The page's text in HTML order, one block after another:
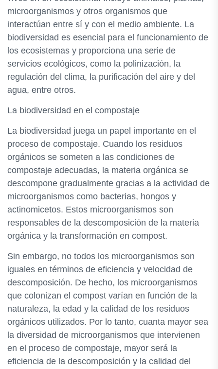
microorganismos y otros organismos que
interactúan entre sí y con el medio ambiente. La
biodiversidad es esencial para el funcionamiento de
los ecosistemas y proporciona una serie de
servicios ecológicos, como la polinización, la
regulación del clima, la purificación del aire y del
agua, entre otros.
La biodiversidad en el compostaje
La biodiversidad juega un papel importante en el
proceso de compostaje. Cuando los residuos
orgánicos se someten a las condiciones de
compostaje adecuadas, la materia orgánica se
descompone gradualmente gracias a la actividad de
microorganismos como bacterias, hongos y
actinomicetos. Estos microorganismos son
responsables de la descomposición de la materia
orgánica y la transformación en compost.
Sin embargo, no todos los microorganismos son
iguales en términos de eficiencia y velocidad de
descomposición. De hecho, los microorganismos
que colonizan el compost varían en función de la
naturaleza, la edad y la calidad de los residuos
orgánicos utilizados. Por lo tanto, cuanta mayor sea
la diversidad de microorganismos que intervienen
en el proceso de compostaje, mayor será la
eficiencia de la descomposición y la calidad del